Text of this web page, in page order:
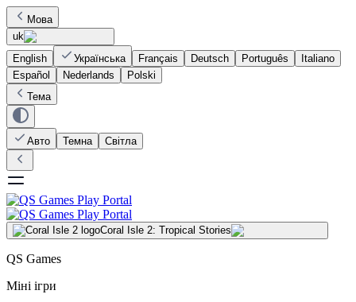
Мова
uk
English
Українська Français Deutsch Português
Italiano
Español
Nederlands
Polski
Тема
Авто Темна Світла
Coral Isle 2: Tropical Stories
QS Games
Міні ігри